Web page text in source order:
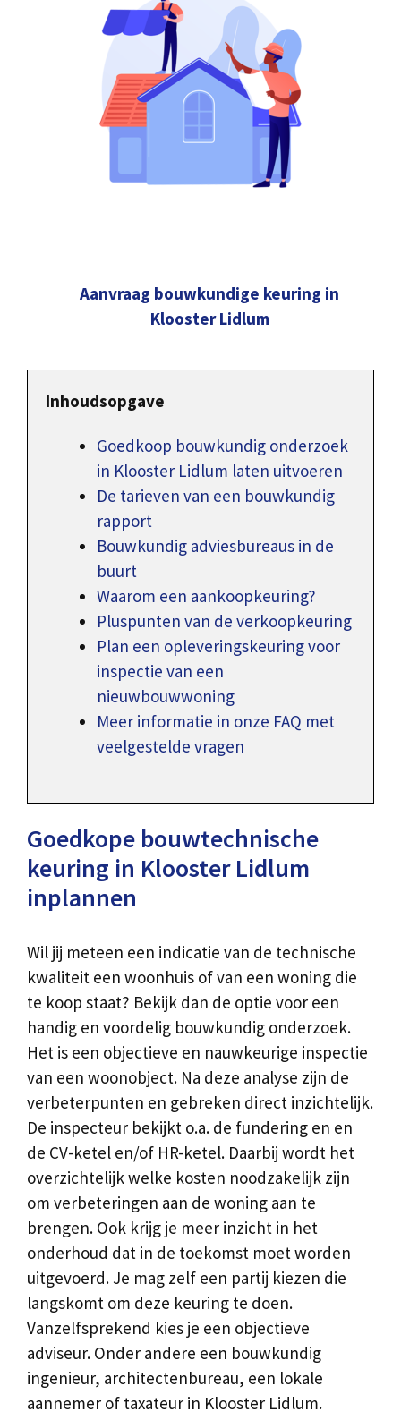
Aanvraag bouwkundige keuring in
Klooster Lidlum
Inhoudsopgave
Goedkoop bouwkundig onderzoek
in Klooster Lidlum laten uitvoeren
De tarieven van een bouwkundig
rapport
Bouwkundig adviesbureaus in de
buurt
Waarom een aankoopkeuring?
Pluspunten van de verkoopkeuring
Plan een opleveringskeuring voor
inspectie van een
nieuwbouwwoning
Meer informatie in onze FAQ met
veelgestelde vragen
Goedkope bouwtechnische
keuring in Klooster Lidlum
inplannen
Wil jij meteen een indicatie van de technische
kwaliteit een woonhuis of van een woning die
te koop staat? Bekijk dan de optie voor een
handig en voordelig bouwkundig onderzoek.
Het is een objectieve en nauwkeurige inspectie
van een woonobject. Na deze analyse zijn de
verbeterpunten en gebreken direct inzichtelijk.
De inspecteur bekijkt o.a. de fundering en en
de CV-ketel en/of HR-ketel. Daarbij wordt het
overzichtelijk welke kosten noodzakelijk zijn
om verbeteringen aan de woning aan te
brengen. Ook krijg je meer inzicht in het
onderhoud dat in de toekomst moet worden
uitgevoerd. Je mag zelf een partij kiezen die
langskomt om deze keuring te doen.
Vanzelfsprekend kies je een objectieve
adviseur. Onder andere een bouwkundig
ingenieur, architectenbureau, een lokale
aannemer of taxateur in Klooster Lidlum.